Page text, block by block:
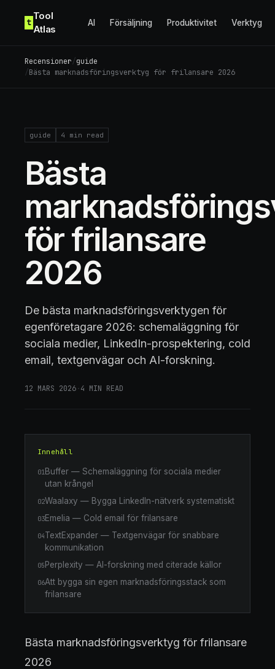
t
Tool
Atlas
AI Försäljning Produktivitet Verktyg
Recensioner/guide
/Bästa marknadsföringsverktyg för frilansare 2026
guide 4 min read
Bästa
för frilansare
2026
De bästa marknadsföringsverktygen för
egenföretagare 2026: schemaläggning för
sociala medier, LinkedIn-prospektering, cold
email, textgenvägar och AI-forskning.
12 MARS 2026·4 MIN READ
Innehåll
01Buffer — Schemaläggning för sociala medier
utan krångel
02Waalaxy — Bygga LinkedIn-nätverk systematiskt
03Emelia — Cold email för frilansare
04TextExpander — Textgenvägar för snabbare
kommunikation
05 Perplexity — AI-forskning med citerade källor
06Att bygga sin egen marknadsföringsstack som
frilansare
Bästa marknadsföringsverktyg för frilansare
2026